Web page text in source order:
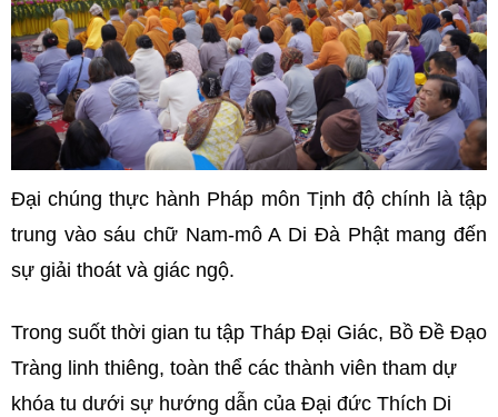
Đại chúng thực hành Pháp môn Tịnh độ chính là tập
trung vào sáu chữ Nam-mô A Di Đà Phật mang đến
sự giải thoát và giác ngộ.
Trong suốt thời gian tu tập Tháp Đại Giác, Bồ Đề Đạo
Tràng linh thiêng, toàn thể các thành viên tham dự
khóa tu dưới sự hướng dẫn của Đại đức Thích Di